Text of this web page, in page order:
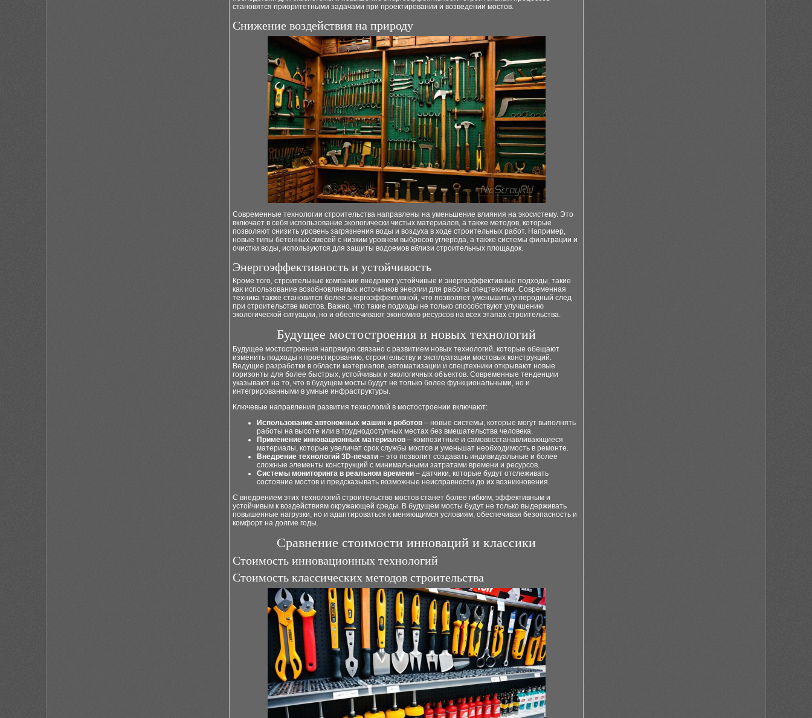
становятся приоритетными задачами при проектировании и возведении мостов.
Снижение воздействия на природу
Современные технологии строительства направлены на уменьшение влияния на экосистему. Это
включает в себя использование экологически чистых материалов, а также методов, которые
позволяют снизить уровень загрязнения воды и воздуха в ходе строительных работ. Например,
новые типы бетонных смесей с низким уровнем выбросов углерода, а также системы фильтрации и
очистки воды, используются для защиты водоемов вблизи строительных площадок.
Энергоэффективность и устойчивость
Кроме того, строительные компании внедряют устойчивые и энергоэффективные подходы, такие
как использование возобновляемых источников энергии для работы спецтехники. Современная
техника также становится более энергоэффективной, что позволяет уменьшить углеродный след
при строительстве мостов. Важно, что такие подходы не только способствуют улучшению
экологической ситуации, но и обеспечивают экономию ресурсов на всех этапах строительства.
Будущее мостостроения и новых технологий
Будущее мостостроения напрямую связано с развитием новых технологий, которые обещают
изменить подходы к проектированию, строительству и эксплуатации мостовых конструкций.
Ведущие разработки в области материалов, автоматизации и спецтехники открывают новые
горизонты для более быстрых, устойчивых и экологичных объектов. Современные тенденции
указывают на то, что в будущем мосты будут не только более функциональными, но и
интегрированными в умные инфраструктуры.
Ключевые направления развития технологий в мостостроении включают:
Использование автономных машин и роботов – новые системы, которые могут выполнять
работы на высоте или в труднодоступных местах без вмешательства человека.
Применение инновационных материалов – композитные и самовосстанавливающиеся
материалы, которые увеличат срок службы мостов и уменьшат необходимость в ремонте.
Внедрение технологий 3D-печати – это позволит создавать индивидуальные и более
сложные элементы конструкций с минимальными затратами времени и ресурсов.
Системы мониторинга в реальном времени – датчики, которые будут отслеживать
состояние мостов и предсказывать возможные неисправности до их возникновения.
С внедрением этих технологий строительство мостов станет более гибким, эффективным и
устойчивым к воздействиям окружающей среды. В будущем мосты будут не только выдерживать
повышенные нагрузки, но и адаптироваться к меняющимся условиям, обеспечивая безопасность и
комфорт на долгие годы.
Сравнение стоимости инноваций и классики
Стоимость инновационных технологий
Стоимость классических методов строительства